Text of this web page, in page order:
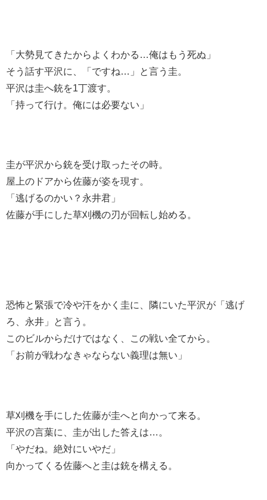
「大勢見てきたからよくわかる…俺はもう死ぬ」
そう話す平沢に、「ですね…」と言う圭。
平沢は圭へ銃を1丁渡す。
「持って行け。俺には必要ない」
圭が平沢から銃を受け取ったその時。
屋上のドアから佐藤が姿を現す。
「逃げるのかい？永井君」
佐藤が手にした草刈機の刃が回転し始める。
恐怖と緊張で冷や汗をかく圭に、隣にいた平沢が「逃げ
ろ、永井」と言う。
このビルからだけではなく、この戦い全てから。
「お前が戦わなきゃならない義理は無い」
草刈機を手にした佐藤が圭へと向かって来る。
平沢の言葉に、圭が出した答えは…。
「やだね。絶対にいやだ」
向かってくる佐藤へと圭は銃を構える。